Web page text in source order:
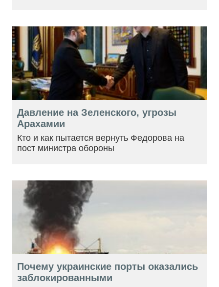
Давление на Зеленского, угрозы
Арахамии
Кто и как пытается вернуть Федорова на
пост министра обороны
Почему украинские порты оказались
заблокированными